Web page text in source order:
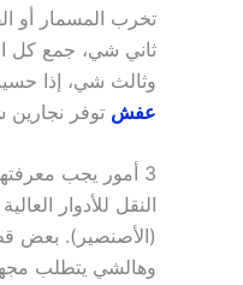
تخرب المسمار أو
ثاني شي، جمع كل
وثالث شي، إذا
عفش توفر نجارين
3 أمور يجب معرفتها قبل نقل اثاث منزلك بالكويت عند السكن في العمارات والأدوار العليا
النقل للأدوار
(الأصنصير). بعض
وهالشي يتطلب